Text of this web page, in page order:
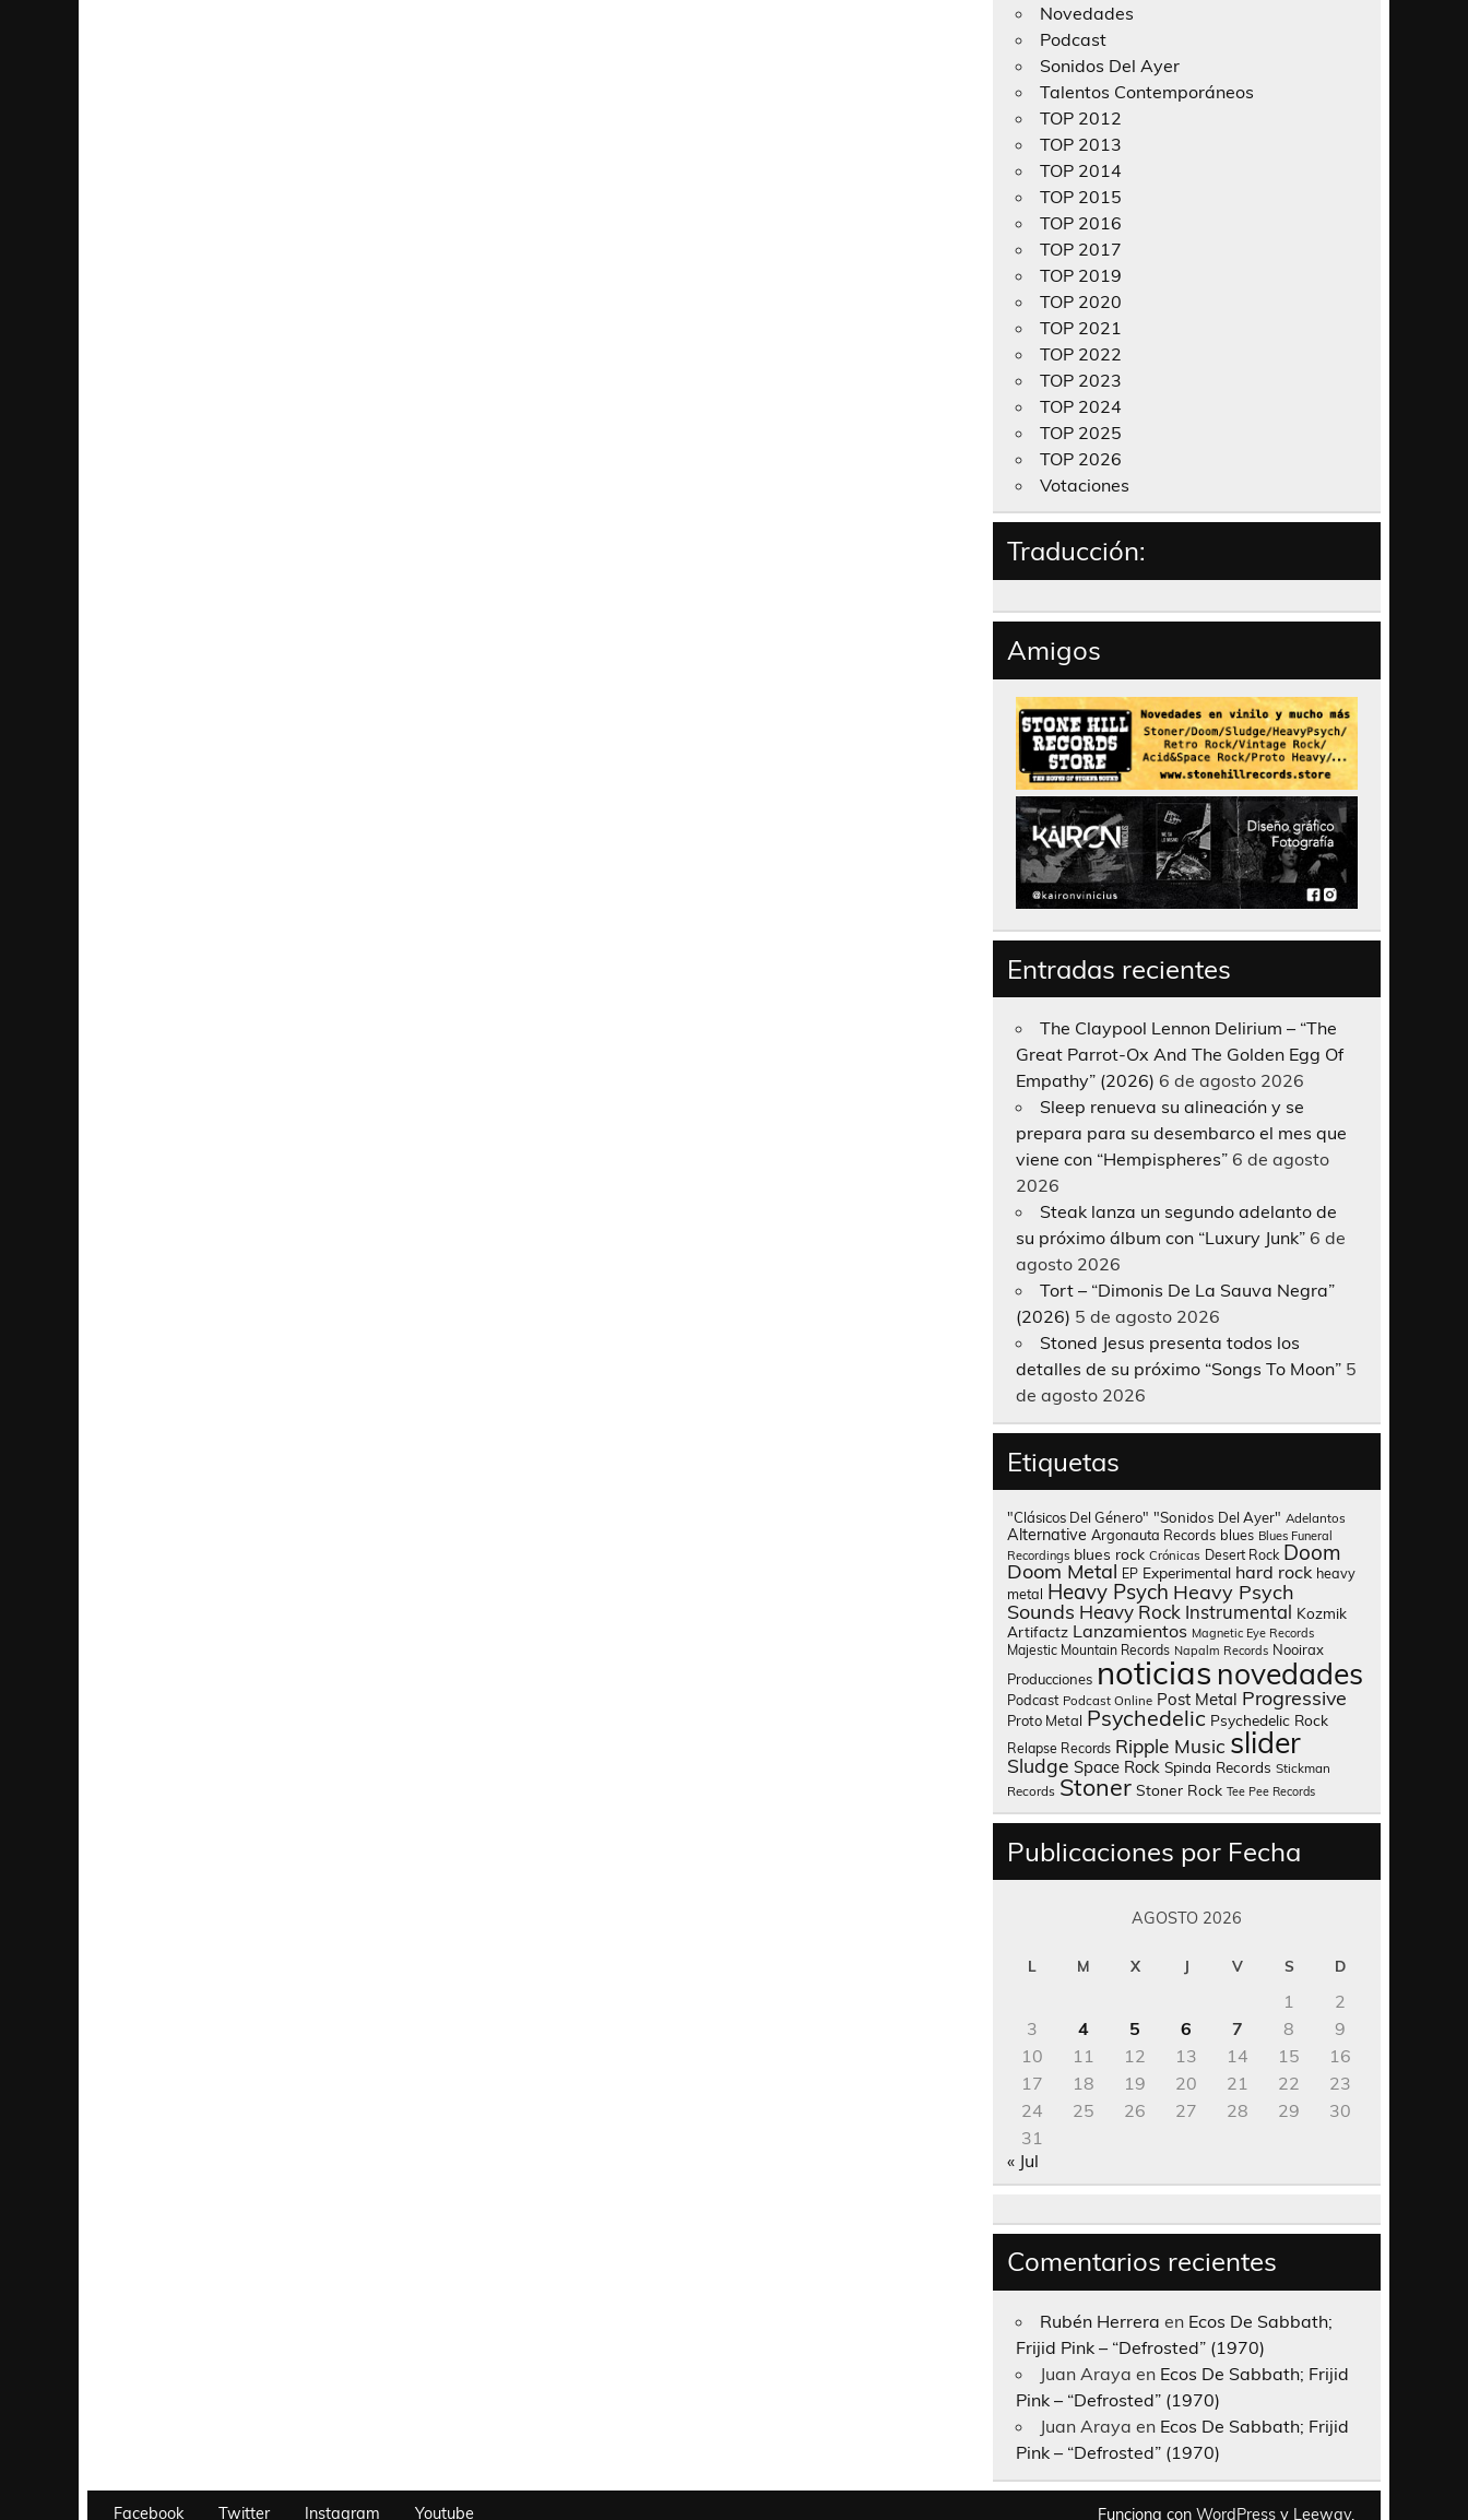
Novedades
Podcast
Sonidos Del Ayer
Talentos Contemporáneos
TOP 2012
TOP 2013
TOP 2014
TOP 2015
TOP 2016
TOP 2017
TOP 2019
TOP 2020
TOP 2021
TOP 2022
TOP 2023
TOP 2024
TOP 2025
TOP 2026
Votaciones
Traducción:
Amigos
Entradas recientes
The Claypool Lennon Delirium – “The
Great Parrot-Ox And The Golden Egg Of
Empathy” (2026) 6 de agosto 2026
Sleep renueva su alineación y se
prepara para su desembarco el mes que
viene con “Hempispheres” 6 de agosto
2026
Steak lanza un segundo adelanto de
su próximo álbum con “Luxury Junk” 6 de
agosto 2026
Tort – “Dimonis De La Sauva Negra”
(2026) 5 de agosto 2026
Stoned Jesus presenta todos los
detalles de su próximo “Songs To Moon” 5
de agosto 2026
Etiquetas
"Clásicos Del Género" "Sonidos Del Ayer" Adelantos
Alternative Argonauta Records blues Blues Funeral
Recordings blues rock Crónicas Desert Rock Doom
Doom Metal EP Experimental hard rock heavy
metal Heavy Psych Heavy Psych
Sounds Heavy Rock Instrumental Kozmik
Artifactz Lanzamientos Magnetic Eye Records
Majestic Mountain Records Napalm Records Nooirax
Producciones noticias novedades
Podcast Podcast Online Post Metal Progressive
Proto Metal Psychedelic Psychedelic Rock
Relapse Records Ripple Music slider
Sludge Space Rock Spinda Records Stickman
Records Stoner Stoner Rock Tee Pee Records
Publicaciones por Fecha
AGOSTO 2026
L M X J V S D
1
2
3
4 5 6 7 8
9
10
11 12 13 14 15
16
17
18 19 20 21 22
23
24
25 26 27 28 29
30
31
« Jul
Comentarios recientes
Rubén Herrera en Ecos De Sabbath;
Frijid Pink – “Defrosted” (1970)
Juan Araya en Ecos De Sabbath; Frijid
Pink – “Defrosted” (1970)
Juan Araya en Ecos De Sabbath; Frijid
Pink – “Defrosted” (1970)
Facebook Twitter Instagram Youtube Funciona con WordPress y Leeway.